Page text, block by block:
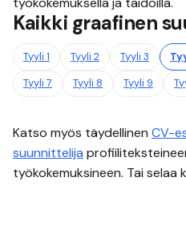
Kaikki graafinen
Tyyli 1 Tyyli 2 Tyyli 3
Tyyli 7 Tyyli 8 Tyyli 9
Katso myös täydellinen CV-
suunnittelija
työkokemuksineen. Tai selaa